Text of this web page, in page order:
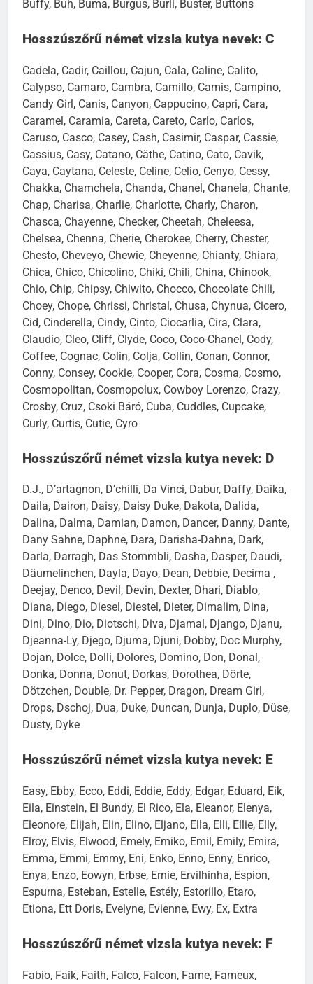
Buffy, Buh, Buma, Burgus, Burli, Buster, Buttons
Hosszúszőrű német vizsla kutya nevek: C
Cadela, Cadir, Caillou, Cajun, Cala, Caline, Calito,
Calypso, Camaro, Cambra, Camillo, Camis, Campino,
Candy Girl, Canis, Canyon, Cappucino, Capri, Cara,
Caramel, Caramia, Careta, Careto, Carlo, Carlos,
Caruso, Casco, Casey, Cash, Casimir, Caspar, Cassie,
Cassius, Casy, Catano, Cäthe, Catino, Cato, Cavik,
Caya, Caytana, Celeste, Celine, Celio, Cenyo, Cessy,
Chakka, Chamchela, Chanda, Chanel, Chanela, Chante,
Chap, Charisa, Charlie, Charlotte, Charly, Charon,
Chasca, Chayenne, Checker, Cheetah, Cheleesa,
Chelsea, Chenna, Cherie, Cherokee, Cherry, Chester,
Chesto, Cheveyo, Chewie, Cheyenne, Chianty, Chiara,
Chica, Chico, Chicolino, Chiki, Chili, China, Chinook,
Chio, Chip, Chipsy, Chiwito, Chocco, Chocolate Chili,
Choey, Chope, Chrissi, Christal, Chusa, Chynua, Cicero,
Cid, Cinderella, Cindy, Cinto, Ciocarlia, Cira, Clara,
Claudio, Cleo, Cliff, Clyde, Coco, Coco-Chanel, Cody,
Coffee, Cognac, Colin, Colja, Collin, Conan, Connor,
Conny, Consey, Cookie, Cooper, Cora, Cosma, Cosmo,
Cosmopolitan, Cosmopolux, Cowboy Lorenzo, Crazy,
Crosby, Cruz, Csoki Báró, Cuba, Cuddles, Cupcake,
Curly, Curtis, Cutie, Cyro
Hosszúszőrű német vizsla kutya nevek: D
D.J., D’artagnon, D’chilli, Da Vinci, Dabur, Daffy, Daika,
Daila, Dairon, Daisy, Daisy Duke, Dakota, Dalida,
Dalina, Dalma, Damian, Damon, Dancer, Danny, Dante,
Dany Sahne, Daphne, Dara, Darisha-Dahna, Dark,
Darla, Darragh, Das Stommbli, Dasha, Dasper, Daudi,
Däumelinchen, Dayla, Dayo, Dean, Debbie, Decima ,
Deejay, Denco, Devil, Devin, Dexter, Dhari, Diablo,
Diana, Diego, Diesel, Diestel, Dieter, Dimalim, Dina,
Dini, Dino, Dio, Diotschi, Diva, Djamal, Django, Djanu,
Djeanna-Ly, Djego, Djuma, Djuni, Dobby, Doc Murphy,
Dojan, Dolce, Dolli, Dolores, Domino, Don, Donal,
Donka, Donna, Donut, Dorkas, Dorothea, Dörte,
Dötzchen, Double, Dr. Pepper, Dragon, Dream Girl,
Drops, Dschoj, Dua, Duke, Duncan, Dunja, Duplo, Düse,
Dusty, Dyke
Hosszúszőrű német vizsla kutya nevek: E
Easy, Ebby, Ecco, Eddi, Eddie, Eddy, Edgar, Eduard, Eik,
Eila, Einstein, El Bundy, El Rico, Ela, Eleanor, Elenya,
Eleonore, Elijah, Elin, Elino, Eljano, Ella, Elli, Ellie, Elly,
Elroy, Elvis, Elwood, Emely, Emiko, Emil, Emily, Emira,
Emma, Emmi, Emmy, Eni, Enko, Enno, Enny, Enrico,
Enya, Enzo, Eowyn, Erbse, Ernie, Ervilhinha, Espion,
Espurna, Esteban, Estelle, Estély, Estorillo, Etaro,
Etiona, Ett Doris, Evelyne, Evienne, Ewy, Ex, Extra
Hosszúszőrű német vizsla kutya nevek: F
Fabio, Faik, Faith, Falco, Falcon, Fame, Fameux,